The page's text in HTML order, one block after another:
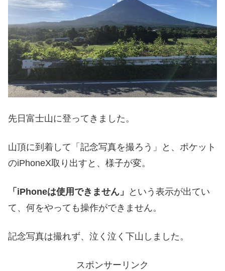
先日富士山に登ってきました。
山頂に到着して「記念写真を撮ろう」と、ポケット
のiPhoneX取り出すと、様子が変。
「iPhoneは使用できません」
という表示が出てい
て、何をやっても操作ができません。
記念写真は撮れず、泣く泣く下山しました。
スポンサーリンク